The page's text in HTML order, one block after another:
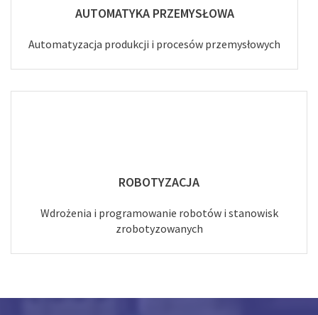
AUTOMATYKA PRZEMYSŁOWA
Automatyzacja produkcji i procesów przemysłowych
ROBOTYZACJA
Wdrożenia i programowanie robotów i stanowisk
zrobotyzowanych